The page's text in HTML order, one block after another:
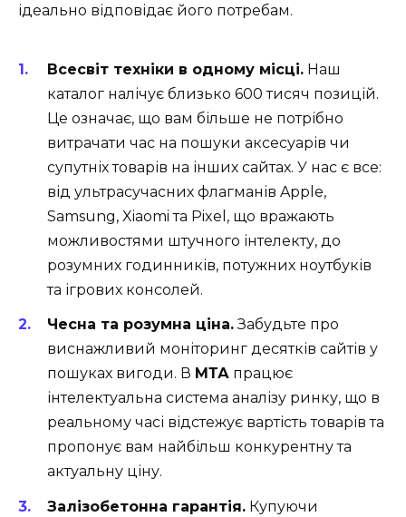
ідеально відповідає його потребам.
Всесвіт техніки в одному місці. Наш
каталог налічує близько 600 тисяч позицій.
Це означає, що вам більше не потрібно
витрачати час на пошуки аксесуарів чи
супутніх товарів на інших сайтах. У нас є все:
від ультрасучасних флагманів Apple,
Samsung, Xiaomi та Pixel, що вражають
можливостями штучного інтелекту, до
розумних годинників, потужних ноутбуків
та ігрових консолей.
Чесна та розумна ціна.Забудьте про
виснажливий моніторинг десятків сайтів у
пошуках вигоди. В МТА працює
інтелектуальна система аналізу ринку, що в
реальному часі відстежує вартість товарів та
пропонує вам найбільш конкурентну та
актуальну ціну.
Залізобетонна гарантія. Купуючи